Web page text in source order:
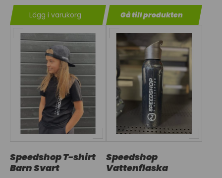
Lägg i varukorg Gå till produkten
Speedshop T-shirt
Barn Svart
Speedshop
Vattenflaska